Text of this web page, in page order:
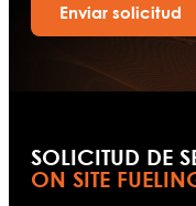
Enviar solicitud
SOLICITUD DE
ON SITE